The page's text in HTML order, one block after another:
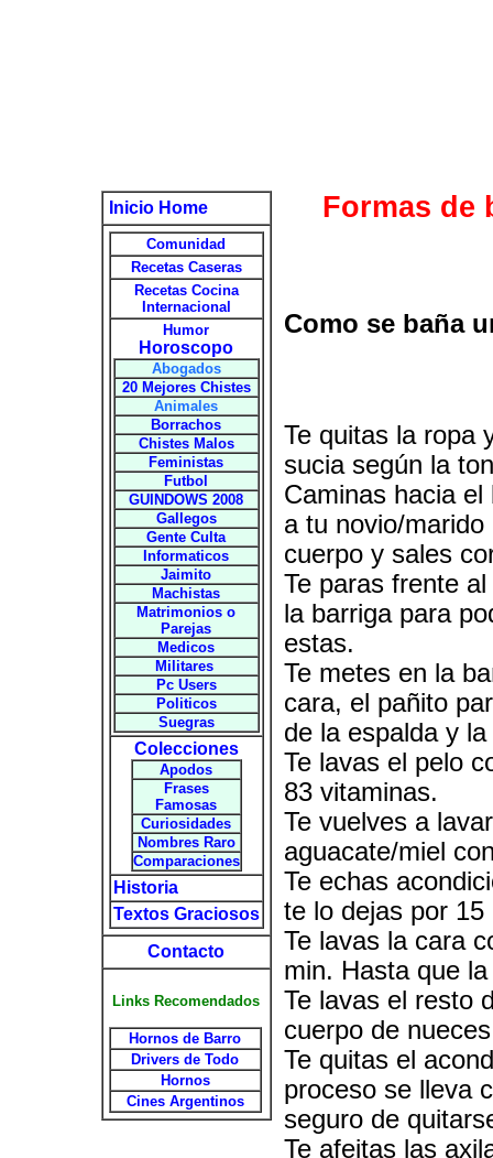
Inicio Home
Comunidad
Recetas Caseras
Recetas Cocina
Internacional
Humor
Horoscopo
Abogados
20 Mejores Chistes
Animales
Borrachos
Chistes Malos
Feministas
Futbol
GUINDOWS 2008
Gallegos
Gente Culta
Informaticos
Jaimito
Machistas
Matrimonios o
Parejas
Medicos
Militares
Pc Users
Politicos
Suegras
Colecciones
Apodos
Frases
Famosas
Curiosidades
Nombres Raro
Comparaciones
Historia
Textos Graciosos
Contacto
Links Recomendados
Hornos de Barro
Drivers de Todo
Hornos
Cines Argentinos
Formas de
Como se baña
Te quitas la ropa
sucia según la
Caminas hacia
a tu novio/
cuerpo y sales
Te paras frente
la barriga para
estas.
Te metes en la
cara, el pañito
de la espalda y
Te lavas el pelo
83 vitaminas.
Te vuelves a
aguacate/miel
Te echas
te lo dejas por 15
Te lavas la cara
min. Hasta que
Te lavas el resto
cuerpo de
Te quitas el
proceso se lleva
seguro de
Te afeitas las